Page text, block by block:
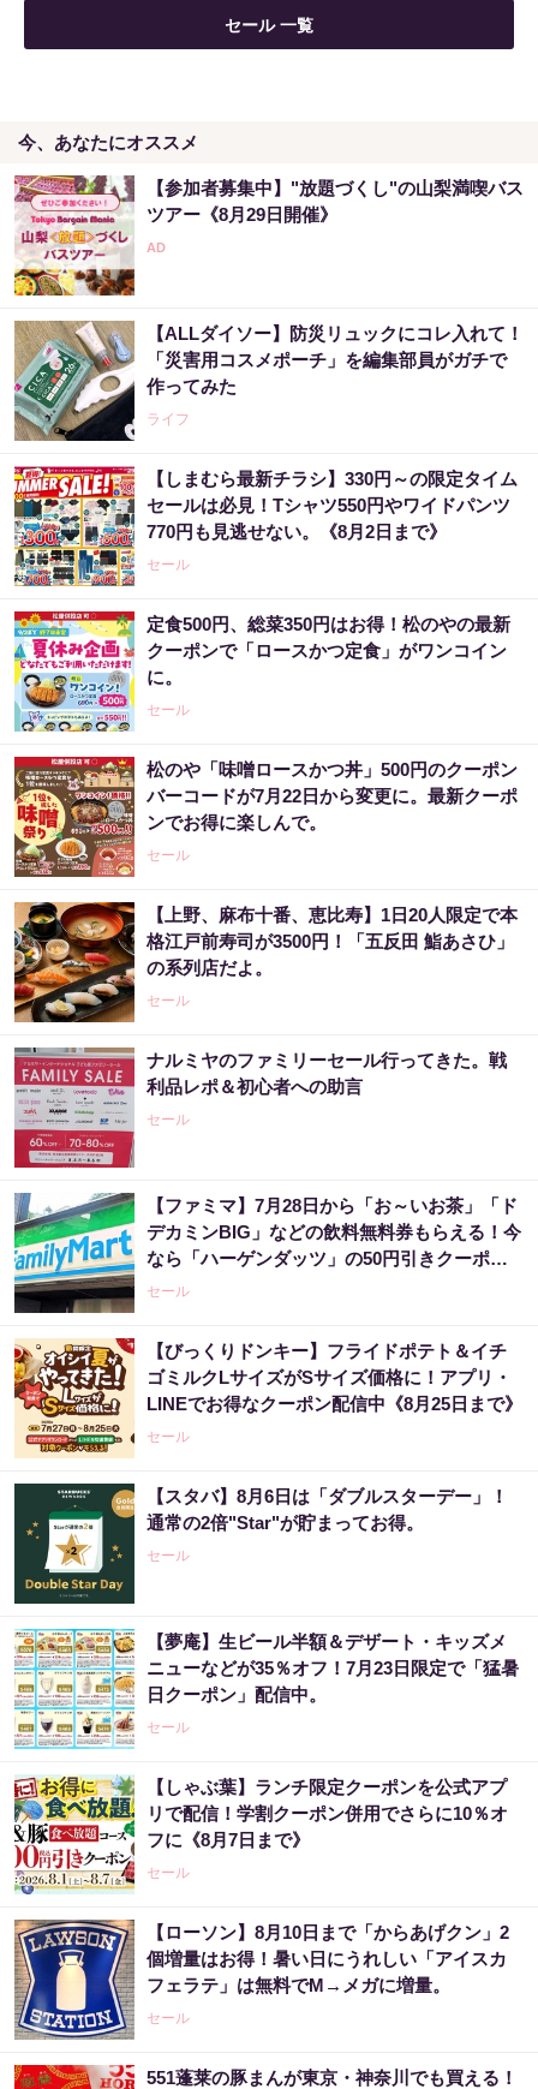
セール 一覧
今、あなたにオススメ
【参加者募集中】"放題づくし"の山梨満喫バス
ツアー《8月29日開催》
【ALLダイソー】防災リュックにコレ入れて！
「災害用コスメポーチ」を編集部員がガチで
作ってみた
ライフ
【しまむら最新チラシ】330円～の限定タイム
セールは必見！Tシャツ550円やワイドパンツ
770円も見逃せない。《8月2日まで》
セール
定食500円、総菜350円はお得！松のやの最新
クーポンで「ロースかつ定食」がワンコイン
に。
セール
松のや「味噌ロースかつ丼」500円のクーポン
バーコードが7月22日から変更に。最新クーポ
ンでお得に楽しんで。
セール
【上野、麻布十番、恵比寿】1日20人限定で本
格江戸前寿司が3500円！「五反田 鮨あさひ」
の系列店だよ。
セール
ナルミヤのファミリーセール行ってきた。戦
利品レポ＆初心者への助言
セール
【ファミマ】7月28日から「お～いお茶」「ド
デカミンBIG」などの飲料無料券もらえる！今
なら「ハーゲンダッツ」の50円引きクーポン
も。
セール
【びっくりドンキー】フライドポテト＆イチ
ゴミルクLサイズがSサイズ価格に！アプリ・
LINEでお得なクーポン配信中《8月25日まで》
セール
【スタバ】8月6日は「ダブルスターデー」！
通常の2倍"Star"が貯まってお得。
セール
【夢庵】生ビール半額＆デザート・キッズメ
ニューなどが35％オフ！7月23日限定で「猛暑
日クーポン」配信中。
セール
【しゃぶ葉】ランチ限定クーポンを公式アプ
リで配信！学割クーポン併用でさらに10％オ
フに《8月7日まで》
セール
【ローソン】8月10日まで「からあげクン」2
個増量はお得！暑い日にうれしい「アイスカ
フェラテ」は無料でM→メガに増量。
セール
551蓬莱の豚まんが東京・神奈川でも買える！